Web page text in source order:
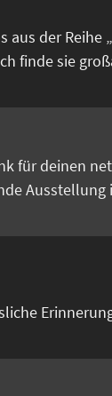
der Reihe
finde sie
für deinen
Ausstellung